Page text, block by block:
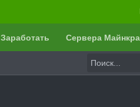
Заработать Сервера